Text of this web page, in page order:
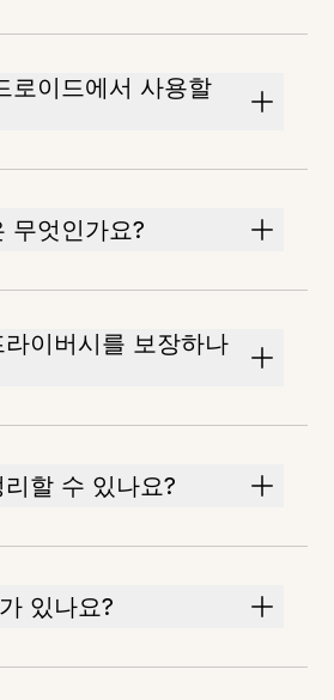
로이드에서 사용할
무엇인가요?
이버시를 보장하나
할 수 있나요?
있나요?